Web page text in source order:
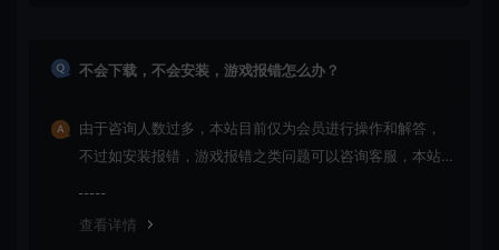
不会下载，不会安装，游戏报错怎么办？
由于咨询人数过多，本站目前仅为会员进行操作和解答，
不过如安装报错，游戏报错之类问题可以咨询客服，本站
查看详情